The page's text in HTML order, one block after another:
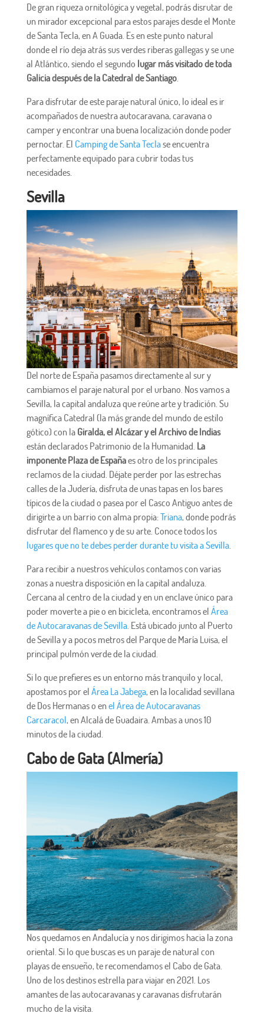
De gran riqueza ornitológica y vegetal, podrás disrutar de
un mirador excepcional para estos parajes desde el Monte
de Santa Tecla, en A Guada. Es en este punto natural
donde el río deja atrás sus verdes riberas gallegas y se une
al Atlántico, siendo el segundo lugar más visitado de toda
Galicia después de la Catedral de Santiago.
Para disfrutar de este paraje natural único, lo ideal es ir
acompañados de nuestra autocaravana, caravana o
camper y encontrar una buena localización donde poder
pernoctar. El Camping de Santa Teclase encuentra
perfectamente equipado para cubrir todas tus
necesidades.
Sevilla
Del norte de España pasamos directamente al sur y
cambiamos el paraje natural por el urbano. Nos vamos a
Sevilla, la capital andaluza que reúne arte y tradición. Su
magnífica Catedral (la más grande del mundo de estilo
gótico) con la Giralda, el Alcázar y el Archivo de Indias
están declarados Patrimonio de la Humanidad. La
imponente Plaza de Españaes otro de los principales
reclamos de la ciudad. Déjate perder por las estrechas
calles de la Judería, disfruta de unas tapas en los bares
típicos de la ciudad o pasea por el Casco Antiguo antes de
dirigirte a un barrio con alma propia:Triana, donde podrás
disfrutar del flamenco y de su arte. Conoce todos los
lugares que no te debes perder durante tu visita a Sevilla.
Para recibir a nuestros vehículos contamos con varias
zonas a nuestra disposición en la capital andaluza.
Cercana al centro de la ciudad y en un enclave único para
poder moverte a pie o en bicicleta, encontramos el Área
de Autocaravanas de Sevilla. Está ubicado junto al Puerto
de Sevilla y a pocos metros del Parque de María Luisa, el
principal pulmón verde de la ciudad.
Si lo que prefieres es un entorno más tranquilo y local,
apostamos por el Área La Jabega, en la localidad sevillana
de Dos Hermanas o enel Área de Autocaravanas
Carcaracol, en Alcalá de Guadaira. Ambas a unos 10
minutos de la ciudad.
Cabo de Gata (Almería)
Nos quedamos en Andalucía y nos dirigimos hacia la zona
oriental. Si lo que buscas es un paraje de natural con
playas de ensueño, te recomendamos el Cabo de Gata.
Uno de los destinos estrella para viajar en 2021. Los
amantes de las autocaravanas y caravanas disfrutarán
mucho de la visita.